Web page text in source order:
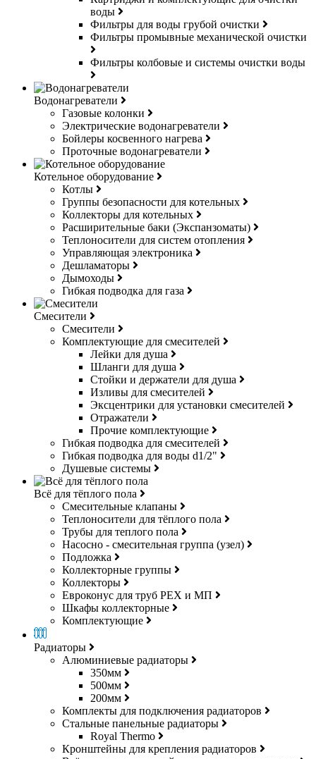
воды
Фильтры для воды грубой очистки
Фильтры промывные механической очистки
Фильтры колбовые и системы очистки воды
Водонагреватели
Газовые колонки
Электрические водонагреватели
Бойлеры косвенного нагрева
Проточные водонагреватели
Котельное оборудование
Котлы
Группы безопасности для котельных
Коллекторы для котельных
Расширительные баки (Экспанзоматы)
Теплоносители для систем отопления
Управляющая электроника
Дешламаторы
Дымоходы
Гибкая подводка для газа
Смесители
Смесители
Комплектующие для смесителей
Лейки для душа
Шланги для душа
Стойки и держатели для душа
Изливы для смесителей
Эксцентрики для установки смесителей
Отражатели
Прочие комплектующие
Гибкая подводка для смесителей
Гибкая подводка для воды d1/2"
Душевые системы
Всё для тёплого пола
Смесительные клапаны
Теплоносители для тёплого пола
Трубы для теплого пола
Насосно - смесительная группа (узел)
Подложка
Коллекторные группы
Коллекторы
Евроконус для труб РЕХ и МП
Шкафы коллекторные
Комплектующие
Радиаторы
Алюминиевые радиаторы
350мм
500мм
200мм
Комплекты для подключения радиаторов
Стальные панельные радиаторы
Royal Thermo
Кронштейны для крепления радиаторов